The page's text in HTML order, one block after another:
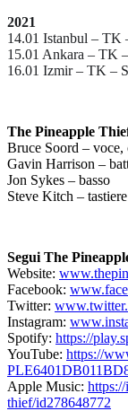
2021
14.01 Istanbul –
15.01 Ankara – TK
16.01 Izmir – TK –
The Pineapple
Bruce Soord – voce,
Gavin Harrison –
Jon Sykes – basso
Steve Kitch – tastiere
Segui The
Website: www.
Facebook:
Twitter:
Instagram:
Spotify: https://
YouTube: https://
Apple Music: https://
thief/id278648772